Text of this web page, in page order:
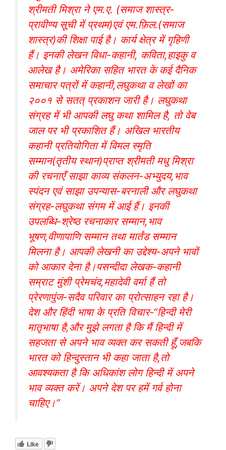
श्रीमती मिश्रा ने एम.ए. (समाज शास्त्र-
प्रावीण्य सूची में प्रथम)एवं एम.फ़िल.(समाज
शास्त्र)की शिक्षा पाई है। कार्य क्षेत्र में गृहिणी
हैं। इनकी लेखन विधा-कहानी, कविता,हाइकु व
आलेख है। अमेरिका सहित भारत के कई दैनिक
समाचार पत्रों में कहानी,लघुकथा व लेखों का
२००१ से सतत् प्रकाशन जारी है। लघुकथा
संग्रह में भी आपकी लघु कथा शामिल है, तो वेब
जाल पर भी प्रकाशित हैं। अखिल भारतीय
कहानी प्रतियोगिता में विमल स्मृति
सम्मान(तृतीय स्थान)प्राप्त श्रीमती मधु मिश्रा
की रचनाएँ साझा काव्य संकलन-अभ्युदय,भाव
स्पंदन एवं साझा उपन्यास-बरनाली और लघुकथा
संग्रह-लघुकथा संगम में आई हैं। इनकी
उपलब्धि-श्रेष्ठ रचनाकार सम्मान,भाव
भूषण,वीणापाणि सम्मान तथा मार्तंड सम्मान
मिलना है। आपकी लेखनी का उद्देश्य-अपने भावों
को आकार देना है।पसन्दीदा लेखक-कहानी
सम्राट मुंशी प्रेमचंद,महादेवी वर्मा हैं तो
प्रेरणापुंज-सदैव परिवार का प्रोत्साहन रहा है।
देश और हिंदी भाषा के प्रति विचार-“हिन्दी मेरी
मातृभाषा है,और मुझे लगता है कि मैं हिन्दी में
सहजता से अपने भाव व्यक्त कर सकती हूँ,जबकि
भारत को हिन्दुस्तान भी कहा जाता है,तो
आवश्यकता है कि अधिकांश लोग हिन्दी में अपने
भाव व्यक्त करें। अपने देश पर हमें गर्व होना
चाहिए।”
Like